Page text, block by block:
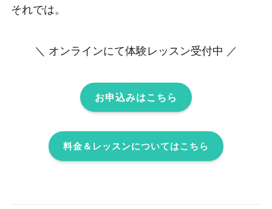
それでは。
＼ オンラインにて体験レッスン受付中 ／
お申込みはこちら
料金＆レッスンについてはこちら